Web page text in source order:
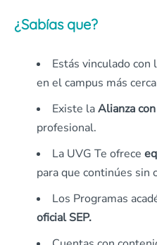
¿Sabías que?
Estás vinculado con
en el campus más
Existe laAlianza
profesional.
La UVG Te ofrece
para que continúes sin
Los Programas
oficial SEP.